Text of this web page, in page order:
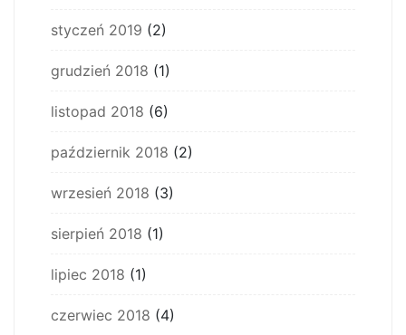
styczeń 2019 (2)
grudzień 2018 (1)
listopad 2018 (6)
październik 2018 (2)
wrzesień 2018 (3)
sierpień 2018 (1)
lipiec 2018 (1)
czerwiec 2018 (4)